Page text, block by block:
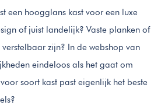
een hoogglans kast voor een luxe
of juist landelijk? Vaste planken of
zijn? In de webshop van
eindeloos als het gaat om
soort kast past eigenlijk het beste